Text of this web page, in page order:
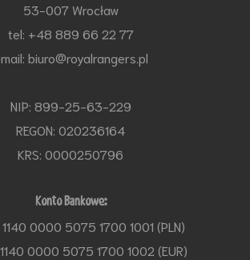
53-007 Wrocław
tel: +48 889 66 22 77
biuro@royalrangers.pl
NIP: 899-25-63-229
REGON: 020236164
KRS: 0000250796
Konto Bankowe:
0000 5075 1700 1001 (PLN)
0000 5075 1700 1002 (EUR)